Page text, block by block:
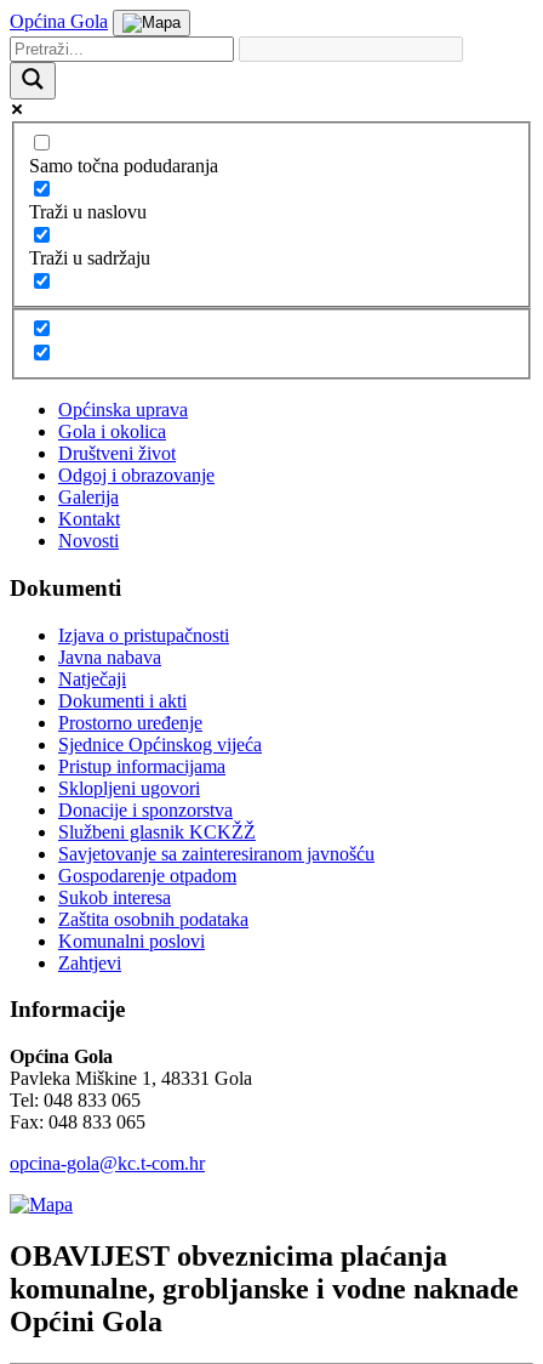
Općina Gola
Samo točna podudaranja
Traži u naslovu
Traži u sadržaju
Općinska uprava
Gola i okolica
Društveni život
Odgoj i obrazovanje
Galerija
Kontakt
Novosti
Dokumenti
Izjava o pristupačnosti
Javna nabava
Natječaji
Dokumenti i akti
Prostorno uređenje
Sjednice Općinskog vijeća
Pristup informacijama
Sklopljeni ugovori
Donacije i sponzorstva
Službeni glasnik KCKŽŽ
Savjetovanje sa zainteresiranom javnošću
Gospodarenje otpadom
Sukob interesa
Zaštita osobnih podataka
Komunalni poslovi
Zahtjevi
Informacije
Općina Gola
Pavleka Miškine 1, 48331 Gola
Tel: 048 833 065
Fax: 048 833 065
opcina-gola@kc.t-com.hr
OBAVIJEST obveznicima plaćanja
komunalne, grobljanske i vodne naknade
Općini Gola